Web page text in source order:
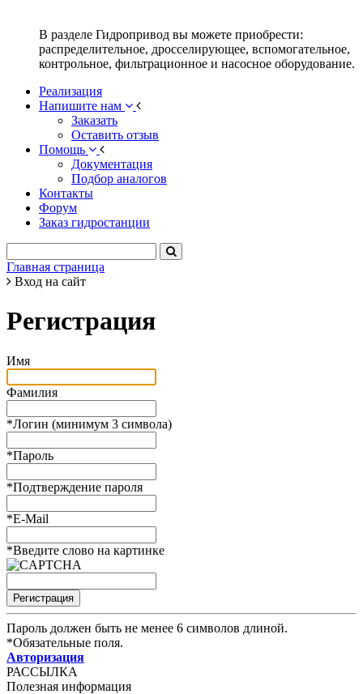
В разделе Гидропривод вы можете приобрести:
распределительное, дросселирующее, вспомогательное,
контрольное, фильтрационное и насосное оборудование.
Реализация
Напишите нам
Заказать
Оставить отзыв
Помощь
Документация
Подбор аналогов
Контакты
Форум
Заказ гидростанции
Главная страница
Вход на сайт
Регистрация
Имя
Фамилия
*Логин (минимум 3 символа)
*Пароль
*Подтверждение пароля
*E-Mail
*Введите слово на картинке
Пароль должен быть не менее 6 символов длиной.
*Обязательные поля.
Авторизация
РАССЫЛКА
Полезная информация